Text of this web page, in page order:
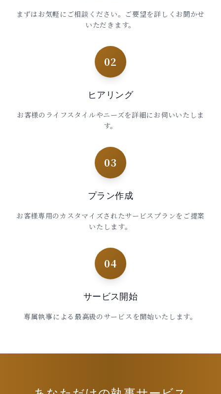
まずはお気軽にご相談ください。ご要望を詳しくお聞かせ
いただきます。
02
ヒアリング
お客様のライフスタイルやニーズを詳細にお伺いいたしま
す。
03
プラン作成
お客様専用のカスタマイズされたサービスプランをご提案
いたします。
04
サービス開始
専属執事による最高級のサービスを開始いたします。